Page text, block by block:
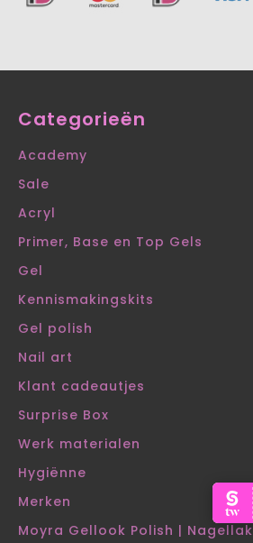
Categorieën
Academy
Sale
Acryl
Primer, Base en Top Gels
Gel
Kennismakingskits
Gel polish
Nail art
Klant cadeautjes
Surprise Box
Werk materialen
Hygiënne
Merken
Moyra Gellook Polish | Nagellak